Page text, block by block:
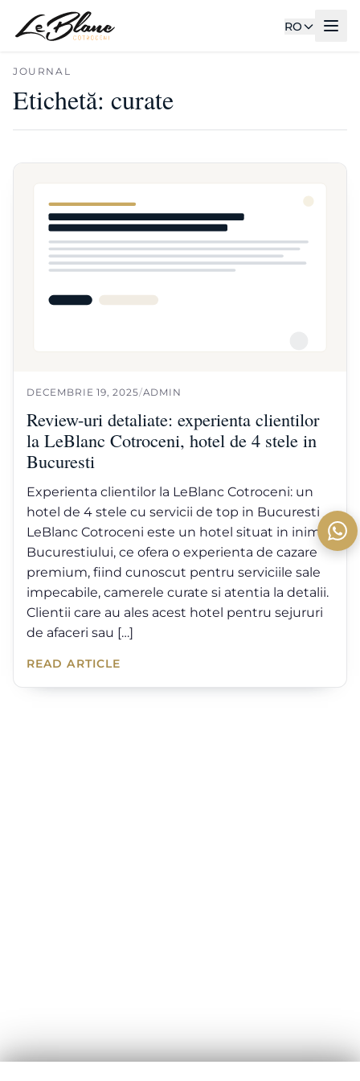
RO
JOURNAL
Etichetă: curate
DECEMBRIE 19, 2025/ADMIN
Review-uri detaliate: experienta clientilor
la LeBlanc Cotroceni, hotel de 4 stele in
Bucuresti
Experienta clientilor la LeBlanc Cotroceni: un
hotel de 4 stele cu servicii de top in Bucuresti
LeBlanc Cotroceni este un hotel situat in inima
Bucurestiului, ce ofera o experienta de cazare
premium, fiind cunoscut pentru serviciile sale
impecabile, camerele curate si atentia la detalii.
Clientii care au ales acest hotel pentru sejururi
de afaceri sau […]
READ ARTICLE